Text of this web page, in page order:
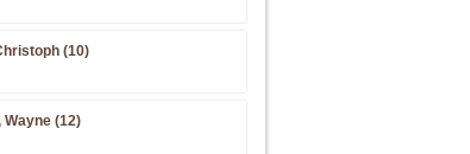
(10)
Wayne (12)